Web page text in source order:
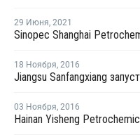
29 Июня, 2021
18 Ноября, 2016
03 Ноября, 2016